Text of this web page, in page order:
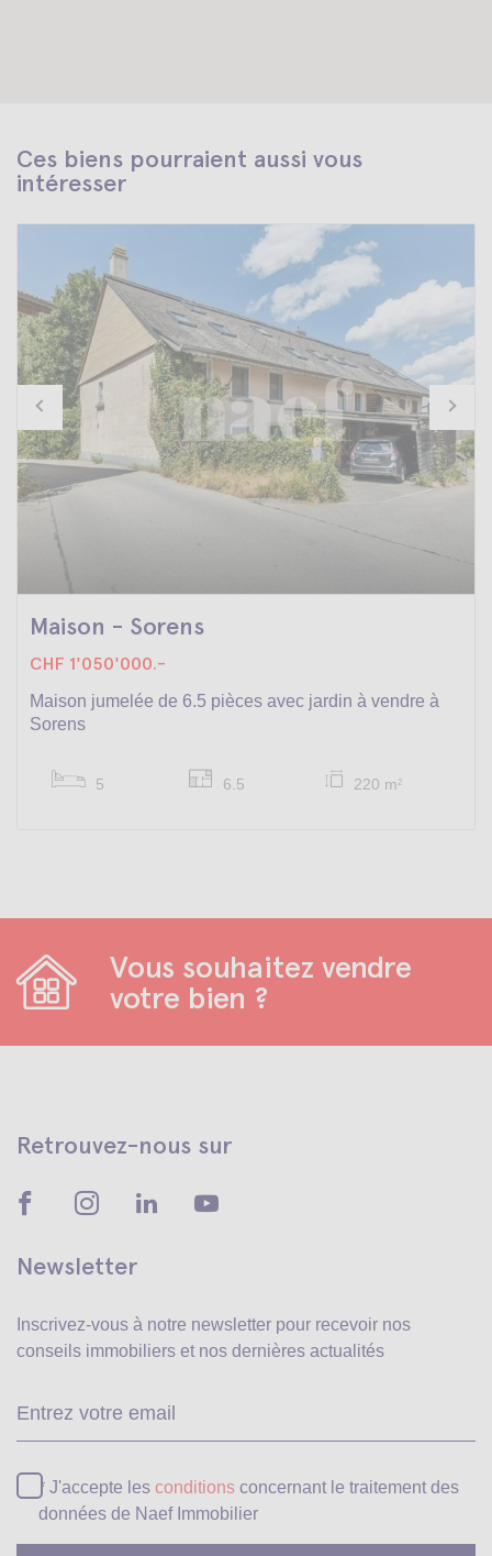
Ces biens pourraient aussi vous
intéresser
Maison - Sorens
CHF 1'050'000.-
Maison jumelée de 6.5 pièces avec jardin à vendre à
Sorens
5 6.5 220 m2
Vous souhaitez vendre
votre bien ?
Retrouvez-nous sur
Newsletter
Inscrivez-vous à notre newsletter pour recevoir nos
conseils immobiliers et nos dernières actualités
* J'accepte les conditions concernant le traitement des
données de Naef Immobilier